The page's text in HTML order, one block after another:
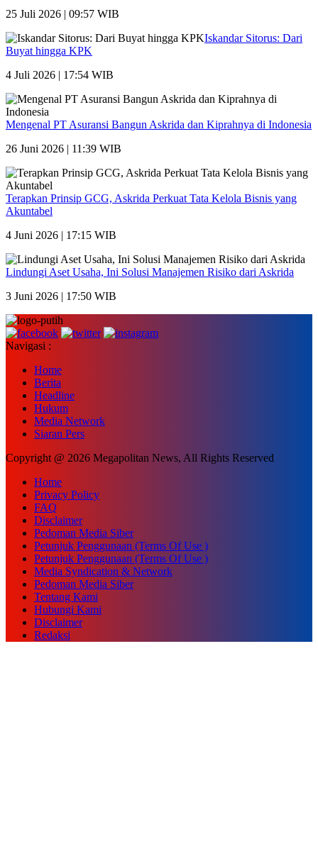
25 Juli 2026 | 09:57 WIB
Iskandar Sitorus: Dari
Buyat hingga KPK
4 Juli 2026 | 17:54 WIB
Mengenal PT Asuransi Bangun Askrida dan Kiprahnya di Indonesia
26 Juni 2026 | 11:39 WIB
Terapkan Prinsip GCG, Askrida Perkuat Tata Kelola Bisnis yang
Akuntabel
4 Juni 2026 | 17:15 WIB
Lindungi Aset Usaha, Ini Solusi Manajemen Risiko dari Askrida
3 Juni 2026 | 17:50 WIB
Navigasi :
Home
Berita
Headline
Hukum
Media Network
Siaran Pers
Copyright @ 2026 Megapolitan News, All Rights Reserved
Home
Privacy Policy
FAQ
Disclaimer
Pedoman Media Siber
Petunjuk Penggunaan (Terms Of Use )
Petunjuk Penggunaan (Terms Of Use )
Media Syndication & Network
Pedoman Media Siber
Tentang Kami
Hubungi Kami
Disclaimer
Redaksi